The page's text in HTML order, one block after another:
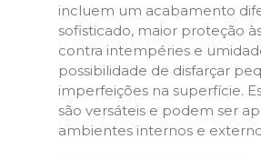
incluem um acabamento
sofisticado, maior proteção
contra intempéries e
possibilidade de disfarçar
imperfeições na superfície.
são versáteis e podem ser
ambientes internos e